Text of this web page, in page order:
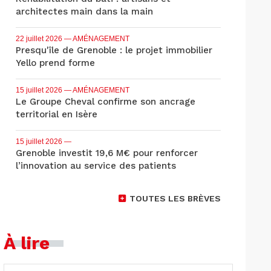
architectes main dans la main
22 juillet 2026 — AMÉNAGEMENT
Presqu'île de Grenoble : le projet immobilier
Yello prend forme
15 juillet 2026 — AMÉNAGEMENT
Le Groupe Cheval confirme son ancrage
territorial en Isère
15 juillet 2026 —
Grenoble investit 19,6 M€ pour renforcer
l’innovation au service des patients
TOUTES LES BRÈVES
À lire